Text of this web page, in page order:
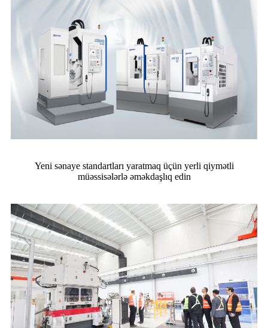
Yeni sənaye standartları yaratmaq üçün yerli qiymətli
müəssisələrlə əməkdaşlıq edin